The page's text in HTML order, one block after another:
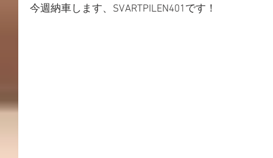
今週納車します、SVARTPILEN401です！